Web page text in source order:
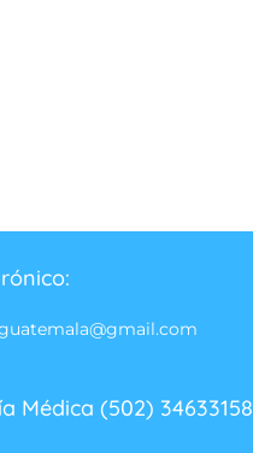
Médica (502) 34633158